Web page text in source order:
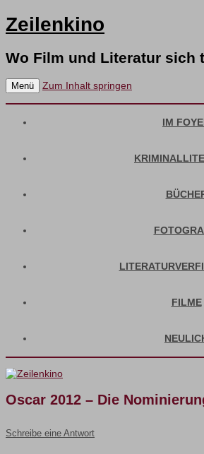
Zeilenkino
Wo Film und Literatur sich
Menü Zum Inhalt springen
IM
FILME
Oscar 2012 – Die
Schreibe eine Antwort